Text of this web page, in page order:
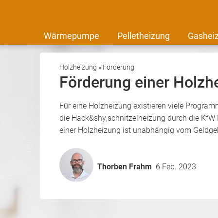
Wärmepumpe Pelletheizung
Holzheizung » Förderung
Förderung einer
Für eine Holzheizung existieren viele
die Hack&shy;schnitzelheizung durch die
einer Holzheizung ist unabhängig vom
Thorben Frahm 6 Feb. 2023